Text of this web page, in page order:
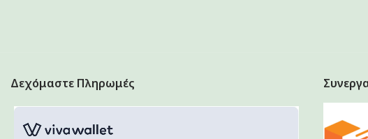
Δεχόμαστε Πληρωμές